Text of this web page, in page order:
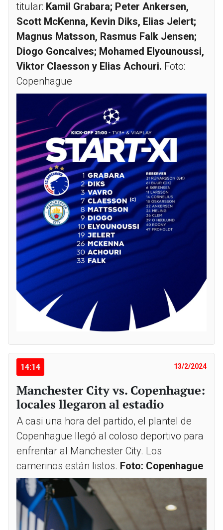
titular: Kamil Grabara; Peter Ankersen,
Scott McKenna, Kevin Diks, Elias Jelert;
Magnus Matsson, Rasmus Falk Jensen;
Diogo Goncalves; Mohamed Elyounoussi,
Viktor Claesson y Elias Achouri. Foto:
Copenhague
14:14 13/2/2024
Manchester City vs. Copenhague:
locales llegaron al estadio
A casi una hora del partido, el plantel de
Copenhague llegó al coloso deportivo para
enfrentar al Manchester City. Los
camerinos están listos. Foto: Copenhague